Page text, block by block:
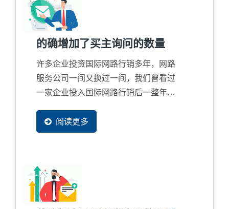
的确增加了买主询问的数量
许多企业投资国际网路行销多年，网路
服务公司一间又换过一间，我们曾看过
一家企业投入国际网路行销后一整年才
信心，但买主在网路找寻资料的比率只
有更高没有更少，所以这并不是该讨论
略只会把商机整个拱手让给国际竞争对
手的问题。
阅读更多